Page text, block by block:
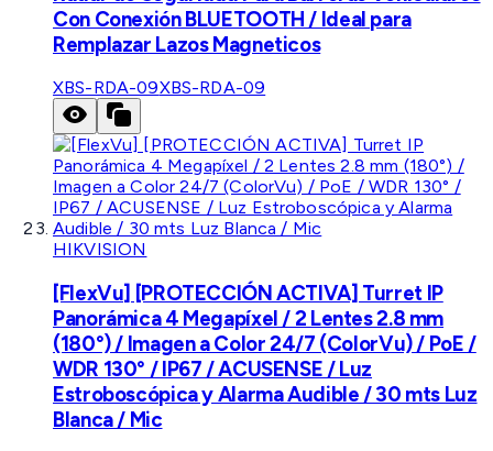
Con Conexión BLUETOOTH / Ideal para
Remplazar Lazos Magneticos
XBS-RDA-09XBS-RDA-09
HIKVISION
[FlexVu] [PROTECCIÓN ACTIVA] Turret IP
Panorámica 4 Megapíxel / 2 Lentes 2.8 mm
(180°) / Imagen a Color 24/7 (ColorVu) / PoE /
WDR 130° / IP67 / ACUSENSE / Luz
Estroboscópica y Alarma Audible / 30 mts Luz
Blanca / Mic